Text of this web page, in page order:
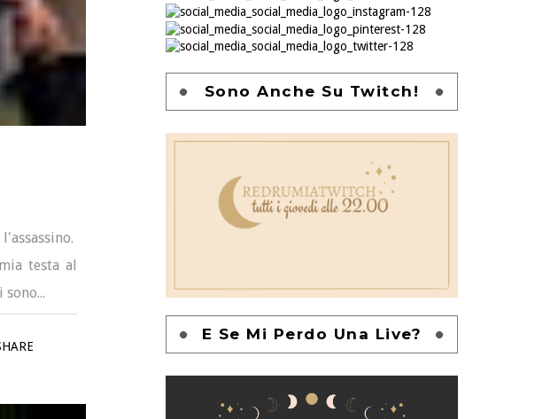
testa al
Sono Anche Su Twitch!
E Se Mi Perdo Una Live?